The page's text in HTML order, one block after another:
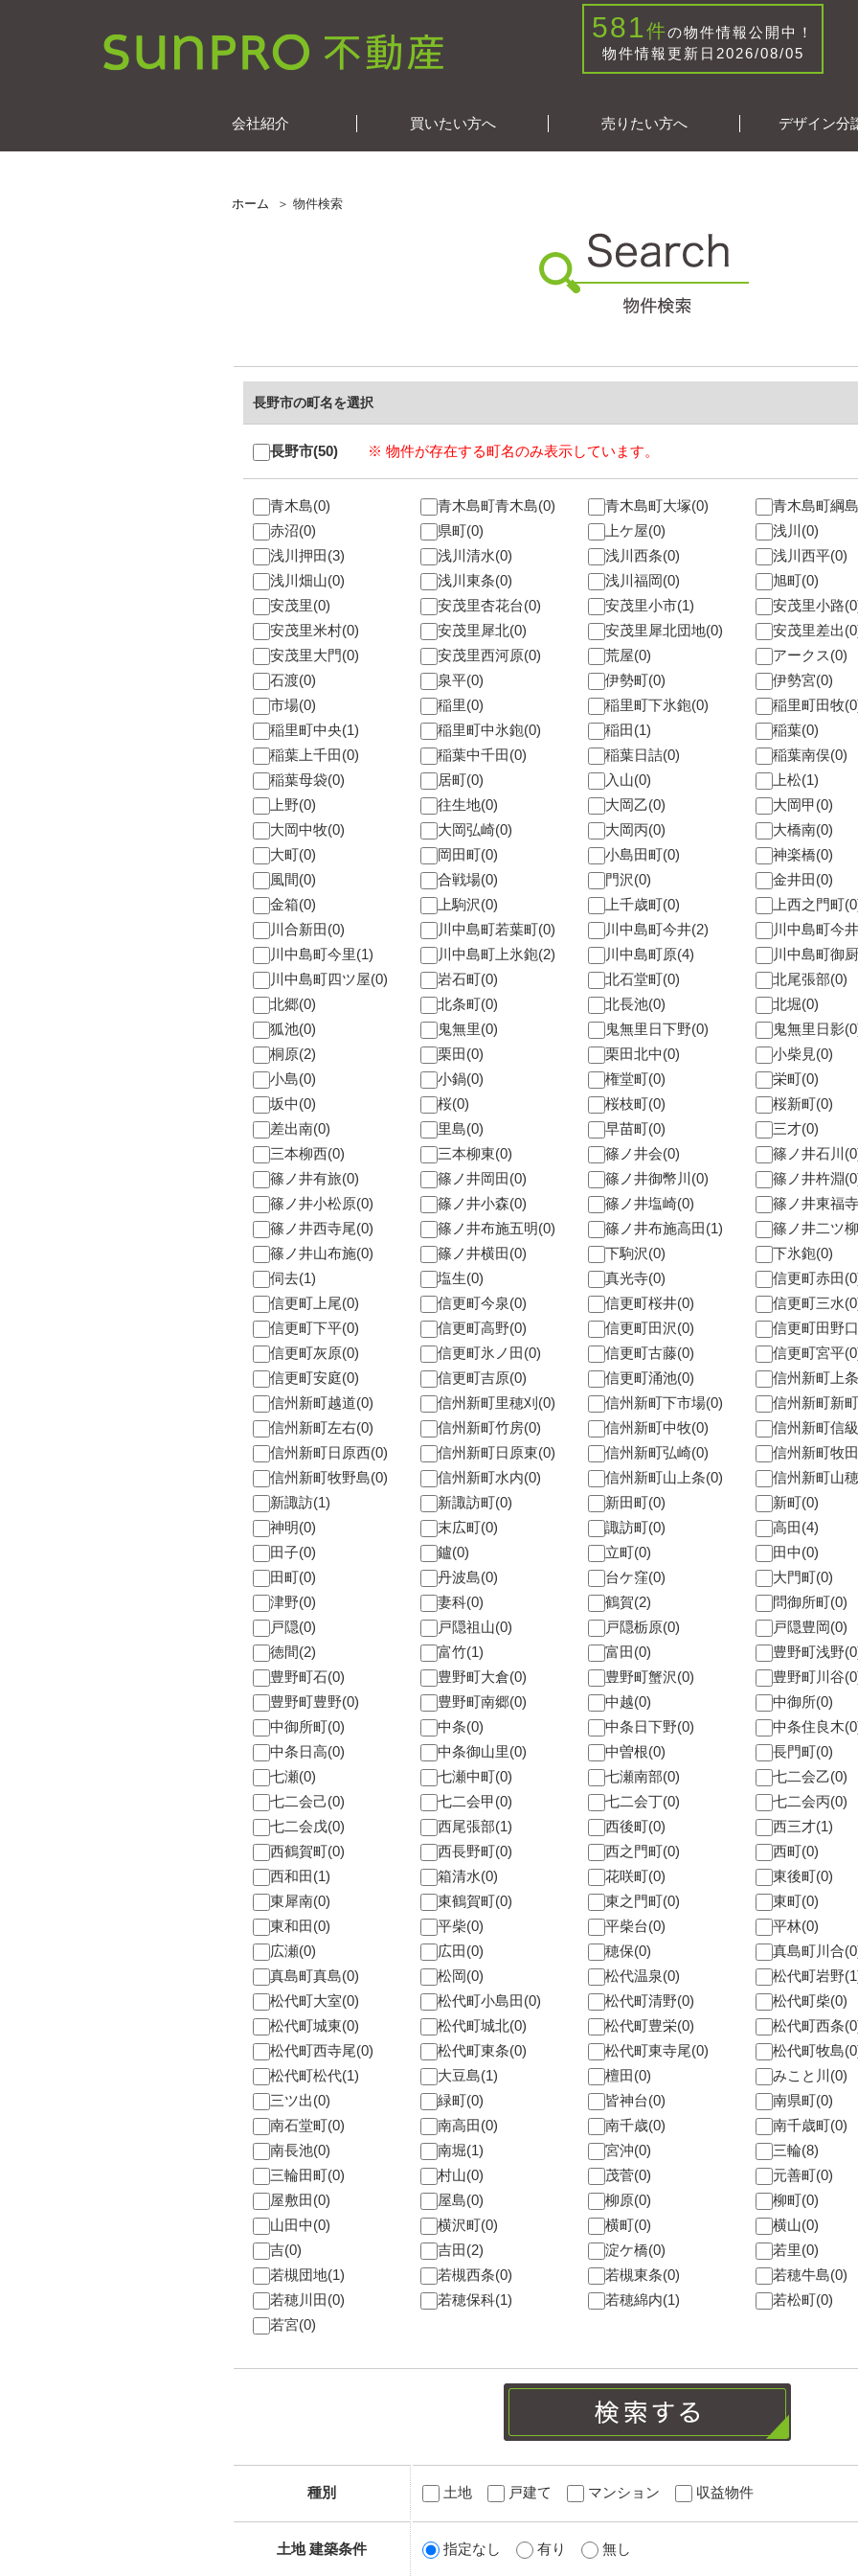
581件の物件情報公開中！
物件情報更新日2026/08/05
会社紹介 買いたい方へ 売りたい方へ デザイン分
ホーム 物件検索
長野市の町名を選択
長野市(50) ※ 物件が存在する町名のみ表示しています。
青木島(0) 青木島町青木島(0) 青木島町大塚(0)
青木島町綱
赤沼(0)
県町(0) 上ケ屋(0)
浅川(0)
浅川押田(3)
浅川清水(0) 浅川西条(0)
浅川西平(0)
浅川畑山(0)
浅川東条(0) 浅川福岡(0)
旭町(0)
安茂里(0)
安茂里杏花台(0) 安茂里小市(1)
安茂里小路
安茂里米村(0)
安茂里犀北(0) 安茂里犀北団地(0)
安茂里差出
安茂里大門(0)
安茂里西河原(0) 荒屋(0)
アークス(0)
石渡(0)
泉平(0) 伊勢町(0)
伊勢宮(0)
市場(0)
稲里(0) 稲里町下氷鉋(0)
稲里町田牧
稲里町中央(1)
稲里町中氷鉋(0) 稲田(1)
稲葉(0)
稲葉上千田(0)
稲葉中千田(0) 稲葉日詰(0)
稲葉南俣(0)
稲葉母袋(0)
居町(0) 入山(0)
上松(1)
上野(0)
往生地(0) 大岡乙(0)
大岡甲(0)
大岡中牧(0)
大岡弘崎(0) 大岡丙(0)
大橋南(0)
大町(0)
岡田町(0) 小島田町(0)
神楽橋(0)
風間(0)
合戦場(0) 門沢(0)
金井田(0)
金箱(0)
上駒沢(0) 上千歳町(0)
上西之門町
川合新田(0)
川中島町若葉町(0) 川中島町今井(2)
川中島町今
川中島町今里(1)
川中島町上氷鉋(2) 川中島町原(4)
川中島町御
川中島町四ツ屋(0)
岩石町(0) 北石堂町(0)
北尾張部(0)
北郷(0)
北条町(0) 北長池(0)
北堀(0)
狐池(0)
鬼無里(0) 鬼無里日下野(0)
鬼無里日影
桐原(2)
栗田(0) 栗田北中(0)
小柴見(0)
小島(0)
小鍋(0) 権堂町(0)
栄町(0)
坂中(0)
桜(0) 桜枝町(0)
桜新町(0)
差出南(0)
里島(0) 早苗町(0)
三才(0)
三本柳西(0)
三本柳東(0) 篠ノ井会(0)
篠ノ井石川
篠ノ井有旅(0)
篠ノ井岡田(0) 篠ノ井御幣川(0)
篠ノ井杵淵
篠ノ井小松原(0)
篠ノ井小森(0) 篠ノ井塩崎(0)
篠ノ井東福
篠ノ井西寺尾(0)
篠ノ井布施五明(0) 篠ノ井布施高田(1)
篠ノ井二ツ
篠ノ井山布施(0)
篠ノ井横田(0) 下駒沢(0)
下氷鉋(0)
伺去(1)
塩生(0) 真光寺(0)
信更町赤田
信更町上尾(0)
信更町今泉(0) 信更町桜井(0)
信更町三水
信更町下平(0)
信更町高野(0) 信更町田沢(0)
信更町田野
信更町灰原(0)
信更町氷ノ田(0) 信更町古藤(0)
信更町宮平
信更町安庭(0)
信更町吉原(0) 信更町涌池(0)
信州新町上
信州新町越道(0)
信州新町里穂刈(0) 信州新町下市場(0)
信州新町新
信州新町左右(0)
信州新町竹房(0) 信州新町中牧(0)
信州新町信
信州新町日原西(0)
信州新町日原東(0) 信州新町弘崎(0)
信州新町牧
信州新町牧野島(0)
信州新町水内(0) 信州新町山上条(0)
信州新町山
新諏訪(1)
新諏訪町(0) 新田町(0)
新町(0)
神明(0)
末広町(0) 諏訪町(0)
高田(4)
田子(0)
鑪(0) 立町(0)
田中(0)
田町(0)
丹波島(0) 台ケ窪(0)
大門町(0)
津野(0)
妻科(0) 鶴賀(2)
問御所町(0)
戸隠(0)
戸隠祖山(0) 戸隠栃原(0)
戸隠豊岡(0)
徳間(2)
富竹(1) 富田(0)
豊野町浅野
豊野町石(0)
豊野町大倉(0) 豊野町蟹沢(0)
豊野町川谷
豊野町豊野(0)
豊野町南郷(0) 中越(0)
中御所(0)
中御所町(0)
中条(0) 中条日下野(0)
中条住良木
中条日高(0)
中条御山里(0) 中曽根(0)
長門町(0)
七瀬(0)
七瀬中町(0) 七瀬南部(0)
七二会乙(0)
七二会己(0)
七二会甲(0) 七二会丁(0)
七二会丙(0)
七二会戊(0)
西尾張部(1) 西後町(0)
西三才(1)
西鶴賀町(0)
西長野町(0) 西之門町(0)
西町(0)
西和田(1)
箱清水(0) 花咲町(0)
東後町(0)
東犀南(0)
東鶴賀町(0) 東之門町(0)
東町(0)
東和田(0)
平柴(0) 平柴台(0)
平林(0)
広瀬(0)
広田(0) 穂保(0)
真島町川合
真島町真島(0)
松岡(0) 松代温泉(0)
松代町岩野
松代町大室(0)
松代町小島田(0) 松代町清野(0)
松代町柴(0)
松代町城東(0)
松代町城北(0) 松代町豊栄(0)
松代町西条
松代町西寺尾(0)
松代町東条(0) 松代町東寺尾(0)
松代町牧島
松代町松代(1)
大豆島(1) 檀田(0)
みこと川(0)
三ツ出(0)
緑町(0) 皆神台(0)
南県町(0)
南石堂町(0)
南高田(0) 南千歳(0)
南千歳町(0)
南長池(0)
南堀(1) 宮沖(0)
三輪(8)
三輪田町(0)
村山(0) 茂菅(0)
元善町(0)
屋敷田(0)
屋島(0) 柳原(0)
柳町(0)
山田中(0)
横沢町(0) 横町(0)
横山(0)
吉(0)
吉田(2) 淀ケ橋(0)
若里(0)
若槻団地(1)
若槻西条(0) 若槻東条(0)
若穂牛島(0)
若穂川田(0)
若穂保科(1) 若穂綿内(1)
若松町(0)
若宮(0)
種別 土地 戸建て マンション 収益物件
土地 建築条件 指定なし 有り 無し